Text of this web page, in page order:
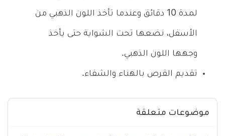
لمدة 10 دقائق وعندما تأخذ اللون الذهبي من
الأسفل، نضعها تحت الشواية حتى يأخذ
وجهها اللون الذهبي.
تقديم القرص بالهناء والشفاء.
موضوعات متعلقة